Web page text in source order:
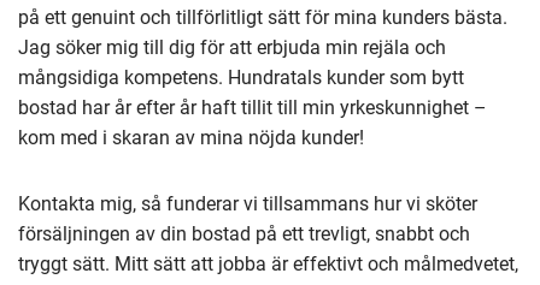
på ett genuint och tillförlitligt sätt för mina kunders bästa.
Jag söker mig till dig för att erbjuda min rejäla och
mångsidiga kompetens. Hundratals kunder som bytt
bostad har år efter år haft tillit till min yrkeskunnighet –
kom med i skaran av mina nöjda kunder!
Kontakta mig, så funderar vi tillsammans hur vi sköter
försäljningen av din bostad på ett trevligt, snabbt och
tryggt sätt. Mitt sätt att jobba är effektivt och målmedvetet,